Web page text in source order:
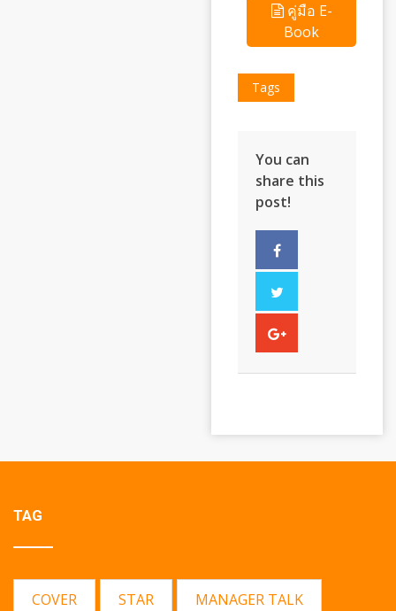
คู่มือ E-
Book
Tags
You can
share this
post!
TAG
COVER STAR MANAGER TALK